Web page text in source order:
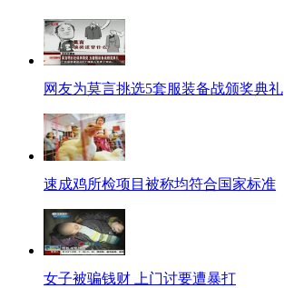
网友为莫言挑选5套服装备战颁奖典礼
速成鸡所检项目被称均符合国家标准
女子被骗钱财 上门讨要遭暴打